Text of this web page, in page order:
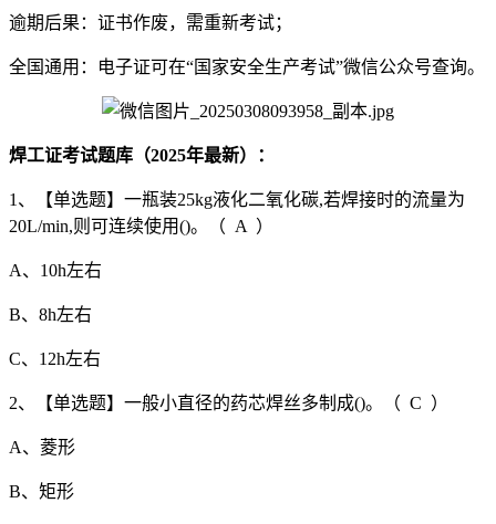
逾期后果：证书作废，需重新考试；
全国通用：电子证可在“国家安全生产考试”微信公众号查询。
焊工证考试题库（2025年最新）：
1、【单选题】一瓶装25kg液化二氧化碳,若焊接时的流量为
20L/min,则可连续使用()。（ A ）
A、10h左右
B、8h左右
C、12h左右
2、【单选题】一般小直径的药芯焊丝多制成()。（ C ）
A、菱形
B、矩形